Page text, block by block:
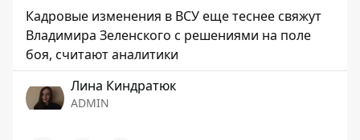
Кадровые изменения в ВСУ еще теснее свяжут
Владимира Зеленского с решениями на поле
боя, считают аналитики
Лина Киндратюк
ADMIN